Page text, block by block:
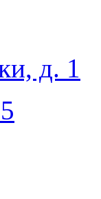
д. 1